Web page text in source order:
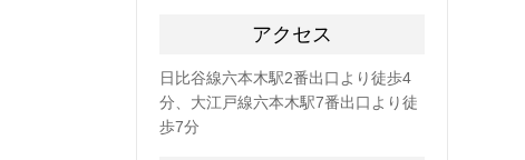
アクセス
日比谷線六本木駅2番出口より徒歩4
分、大江戸線六本木駅7番出口より徒
歩7分